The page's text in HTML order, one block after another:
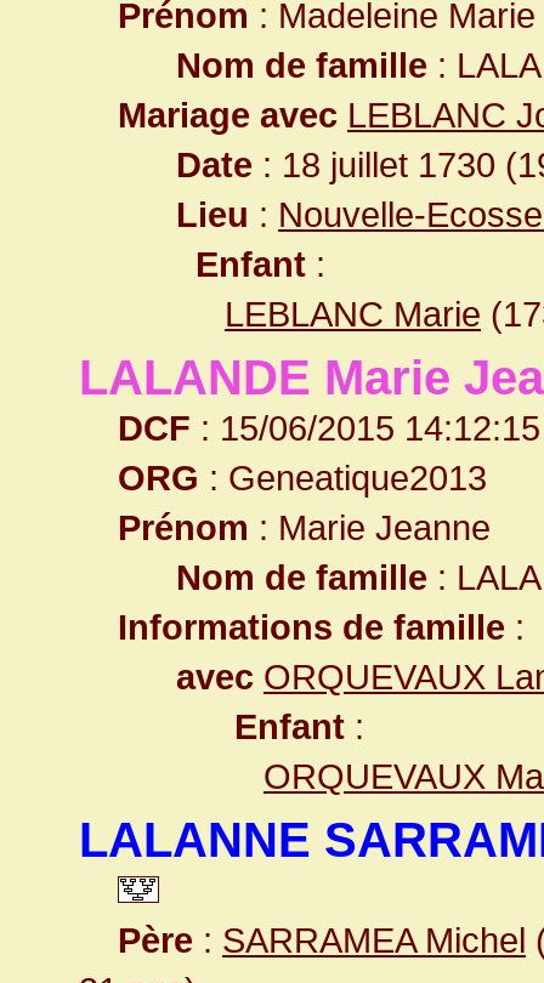
Prénom : Madeleine Marie
Nom de famille :
Mariage avec LEBLANC
Date : 18 juillet 1730
Lieu : Nouvelle-
Enfant :
LEBLANC Marie
LALANDE Marie
DCF : 15/06/2015 14:12:15
ORG : Geneatique2013
Prénom : Marie Jeanne
Nom de famille :
Informations de famille :
avec ORQUEVAUX
Enfant :
ORQUEVAUX
LALANNE
Père : SARRAMEA Michel